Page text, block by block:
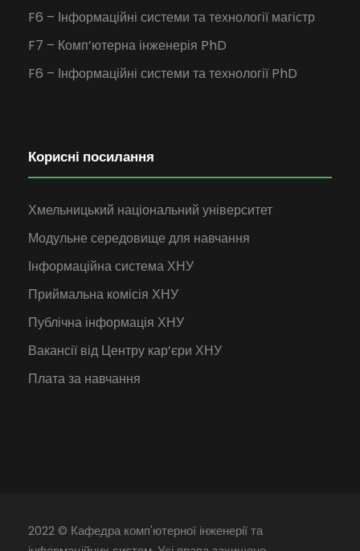
F6 – Інформаційні системи та технології магістр
F7 – Комп’ютерна інженерія PhD
F6 – Інформаційні системи та технології PhD
Корисні посилання
Хмельницький національний університет
Модульне середовище для навчання
Інформаційна система ХНУ
Приймальна комісія ХНУ
Публічна інформація ХНУ
Вакансії від Центру кар’єри ХНУ
Плата за навчання
2022 © Кафедра комп'ютерної інженерії та